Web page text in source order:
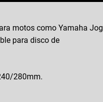
motos como Yamaha Jog
para disco de
280mm.